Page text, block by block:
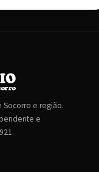
Socorro e região.
e